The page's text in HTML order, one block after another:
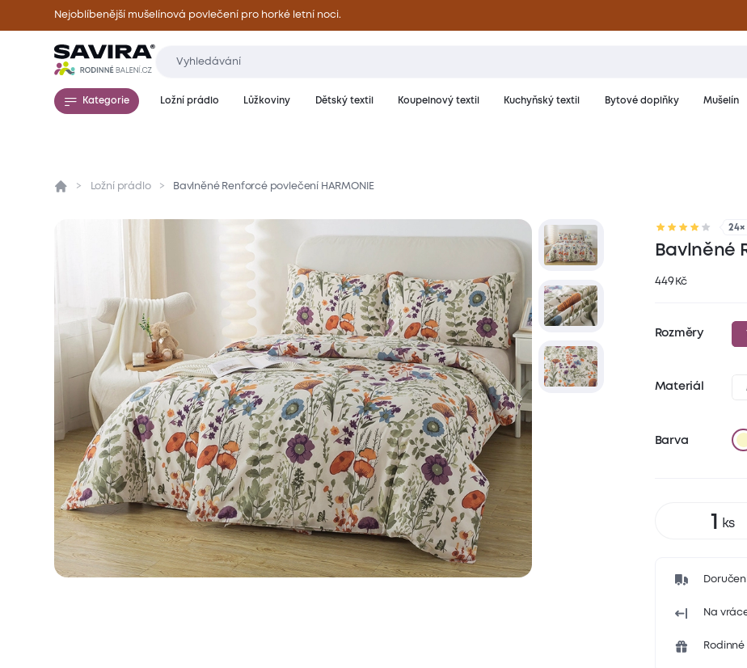
Nejoblíbenější mušelínová povlečení pro horké letní noci.
Kategorie Ložní prádlo Lůžkoviny Dětský textil Koupelnový textil Kuchyňský textil Bytové doplňky Mušelín
Přehled Parametry Popis produktu Materiál a péče
Ložní prádlo Bavlněné Renforcé povlečení HARMONIE
24×
Bavlněné
449 Kč
Rozměry
Materiál
Barva
Na